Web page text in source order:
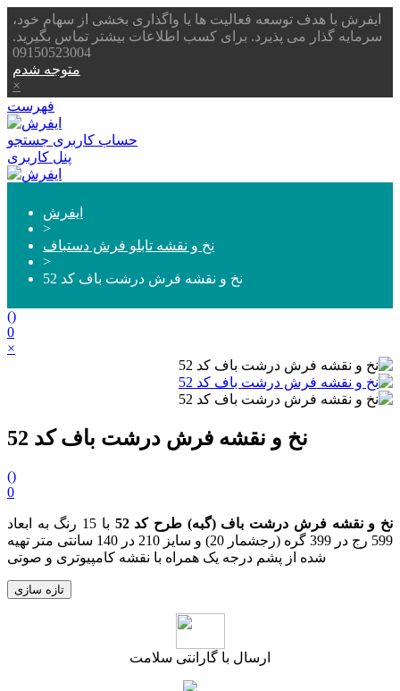
ایفرش با هدف توسعه فعالیت ها یا واگذاری بخشی از سهام خود،
سرمایه گذار می پذیرد. برای کسب اطلاعات بیشتر تماس بگیرید.
09150523004
متوجه شدم
×
فهرست
حساب کاربری جستجو
پنل کاربری
ایفرش
>
نخ و نقشه تابلو فرش دستباف
>
نخ و نقشه فرش درشت باف کد 52
()
0
×
نخ و نقشه فرش درشت باف کد 52
()
0
نخ و نقشهفرش درشت باف (گبه) طرح کد 52
با 15 رنگ به ابعاد
599 رج در 399 گره (رجشمار 20) و سایز 210 در 140 سانتی متر تهیه
شده از پشم درجه یک همراه با نقشه کامپیوتری و صوتی
ارسال با گارانتی سلامت